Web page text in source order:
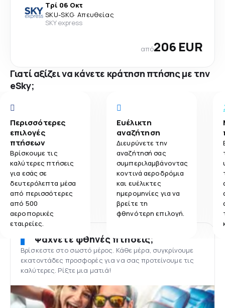
Τρί 06 Οκτ
SKU-SKG· Απευθείας
SKY express
από206 EUR
Γιατί αξίζει να κάνετε κράτηση πτήσης με την
eSky;
Περισσότερες
επιλογές
πτήσεων
Βρίσκουμε τις
καλύτερες πτήσεις
για εσάς σε
δευτερόλεπτα μέσα
από περισσότερες
από 500
αεροπορικές
εταιρείες.
Ευέλικτη
αναζήτηση
Διευρύνετε την
αναζήτησή σας
συμπεριλαμβάνοντας
κοντινά αεροδρόμια
και ευέλικτες
ημερομηνίες για να
βρείτε τη
φθηνότερη επιλογή.
Ψάχνετε φθηνές πτήσεις;
Βρίσκεστε στο σωστό μέρος. Κάθε μέρα, συγκρίνουμε
εκατοντάδες προσφορές για να σας προτείνουμε τις
καλύτερες. Ρίξτε μια ματιά!